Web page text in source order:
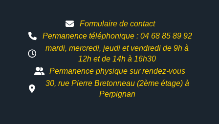
Formulaire de contact
Permanence téléphonique : 04 68 85 89 92
mardi, mercredi, jeudi et vendredi de 9h à
12h etde 14h à 16h30
Permanence physique sur rendez-vous
30, rue Pierre Bretonneau (2ème étage) à
Perpignan